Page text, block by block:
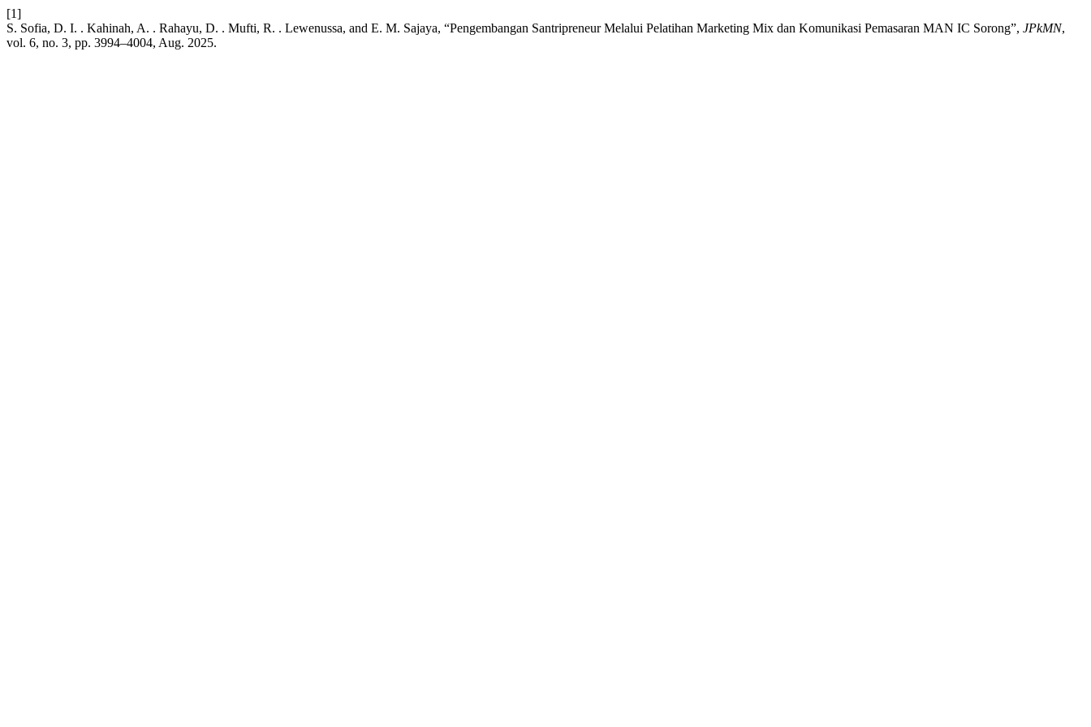
[1]
S. Sofia, D. I. . Kahinah, A. . Rahayu, D. . Mufti, R. . Lewenussa, and E. M. Sajaya, “Pengembangan Santripreneur Melalui Pelatihan Marketing Mix dan Komunikasi Pemasaran MAN IC Sorong”, JPkMN,
vol. 6, no. 3, pp. 3994–4004, Aug. 2025.